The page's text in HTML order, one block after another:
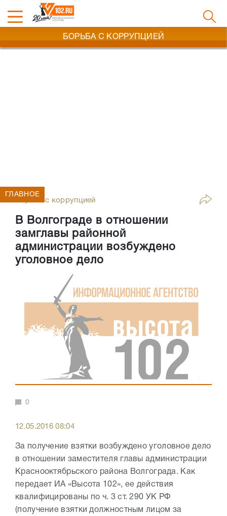
БОРЬБА С КОРРУПЦИЕЙ
Борьба с коррупцией
В Волгограде в отношении
замглавы районной
администрации возбуждено
уголовное дело
ГЛАВНОЕ
0
12.05.2016 08:04
За получение взятки возбуждено уголовное дело
в отношении заместителя главы администрации
Краснооктябрьского района Волгограда. Как
передает ИА «Высота 102», ее действия
квалифицированы по ч. 3 ст. 290 УК РФ
(получение взятки должностным лицом за